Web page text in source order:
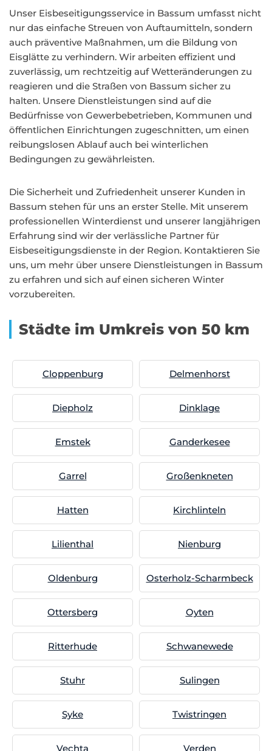
Unser Eisbeseitigungsservice in Bassum umfasst nicht
nur das einfache Streuen von Auftaumitteln, sondern
auch präventive Maßnahmen, um die Bildung von
Eisglätte zu verhindern. Wir arbeiten effizient und
zuverlässig, um rechtzeitig auf Wetteränderungen zu
reagieren und die Straßen von Bassum sicher zu
halten. Unsere Dienstleistungen sind auf die
Bedürfnisse von Gewerbebetrieben, Kommunen und
öffentlichen Einrichtungen zugeschnitten, um einen
reibungslosen Ablauf auch bei winterlichen
Bedingungen zu gewährleisten.
Die Sicherheit und Zufriedenheit unserer Kunden in
Bassum stehen für uns an erster Stelle. Mit unserem
professionellen Winterdienst und unserer langjährigen
Erfahrung sind wir der verlässliche Partner für
Eisbeseitigungsdienste in der Region. Kontaktieren Sie
uns, um mehr über unsere Dienstleistungen in Bassum
zu erfahren und sich auf einen sicheren Winter
vorzubereiten.
Städte im Umkreis von 50 km
Cloppenburg Delmenhorst
Diepholz Dinklage
Emstek Ganderkesee
Garrel Großenkneten
Hatten Kirchlinteln
Lilienthal Nienburg
Oldenburg Osterholz-Scharmbeck
Ottersberg Oyten
Ritterhude Schwanewede
Stuhr Sulingen
Syke Twistringen
Vechta Verden